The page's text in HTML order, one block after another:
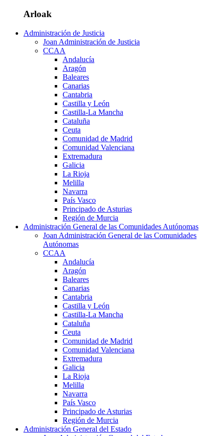
Arloak
Administración de Justicia
Joan Administración de Justicia
CCAA
Andalucía
Aragón
Baleares
Canarias
Cantabria
Castilla y León
Castilla-La Mancha
Cataluña
Ceuta
Comunidad de Madrid
Comunidad Valenciana
Extremadura
Galicia
La Rioja
Melilla
Navarra
País Vasco
Principado de Asturias
Región de Murcia
Administración General de las Comunidades Autónomas
Joan Administración General de las Comunidades
Autónomas
CCAA
Andalucía
Aragón
Baleares
Canarias
Cantabria
Castilla y León
Castilla-La Mancha
Cataluña
Ceuta
Comunidad de Madrid
Comunidad Valenciana
Extremadura
Galicia
La Rioja
Melilla
Navarra
País Vasco
Principado de Asturias
Región de Murcia
Administración General del Estado